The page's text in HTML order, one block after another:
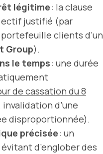
légitime: la clause
justifié (par
clients d’un
Group).
le temps: une durée
de cassation du 8
invalidation d’une
disproportionnée).
précisée: un
d’englober des